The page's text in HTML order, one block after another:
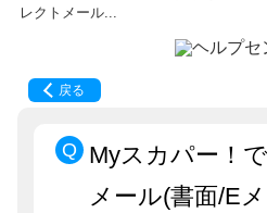
レクトメール...
戻る
Myスカパー！
メール(書面/E